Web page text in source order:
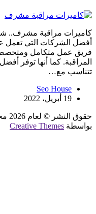
كاميرات مراقبة مشرف..
أفضل الشركات التي تعمل
فريق عمل متكامل ومتخصص
المراقبة. كما أنها توفر
تتناسب مع…
Seo House
19 أبريل، 2022
بواسطة Creative Themes